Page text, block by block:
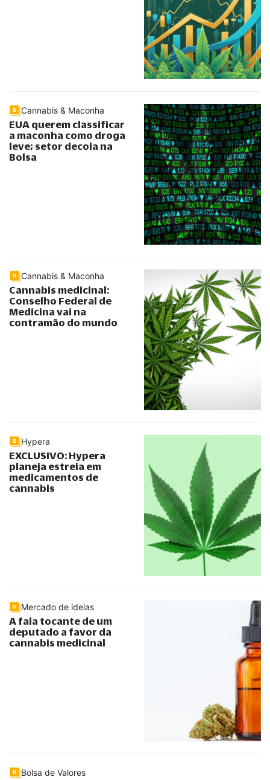
Cannabis & Maconha
EUA querem classificar
a maconha como droga
leve; setor decola na
Bolsa
Cannabis & Maconha
Cannabis medicinal:
Conselho Federal de
Medicina vai na
contramão do mundo
Hypera
EXCLUSIVO: Hypera
planeja estreia em
medicamentos de
cannabis
Mercado de ideias
A fala tocante de um
deputado a favor da
cannabis medicinal
Bolsa de Valores